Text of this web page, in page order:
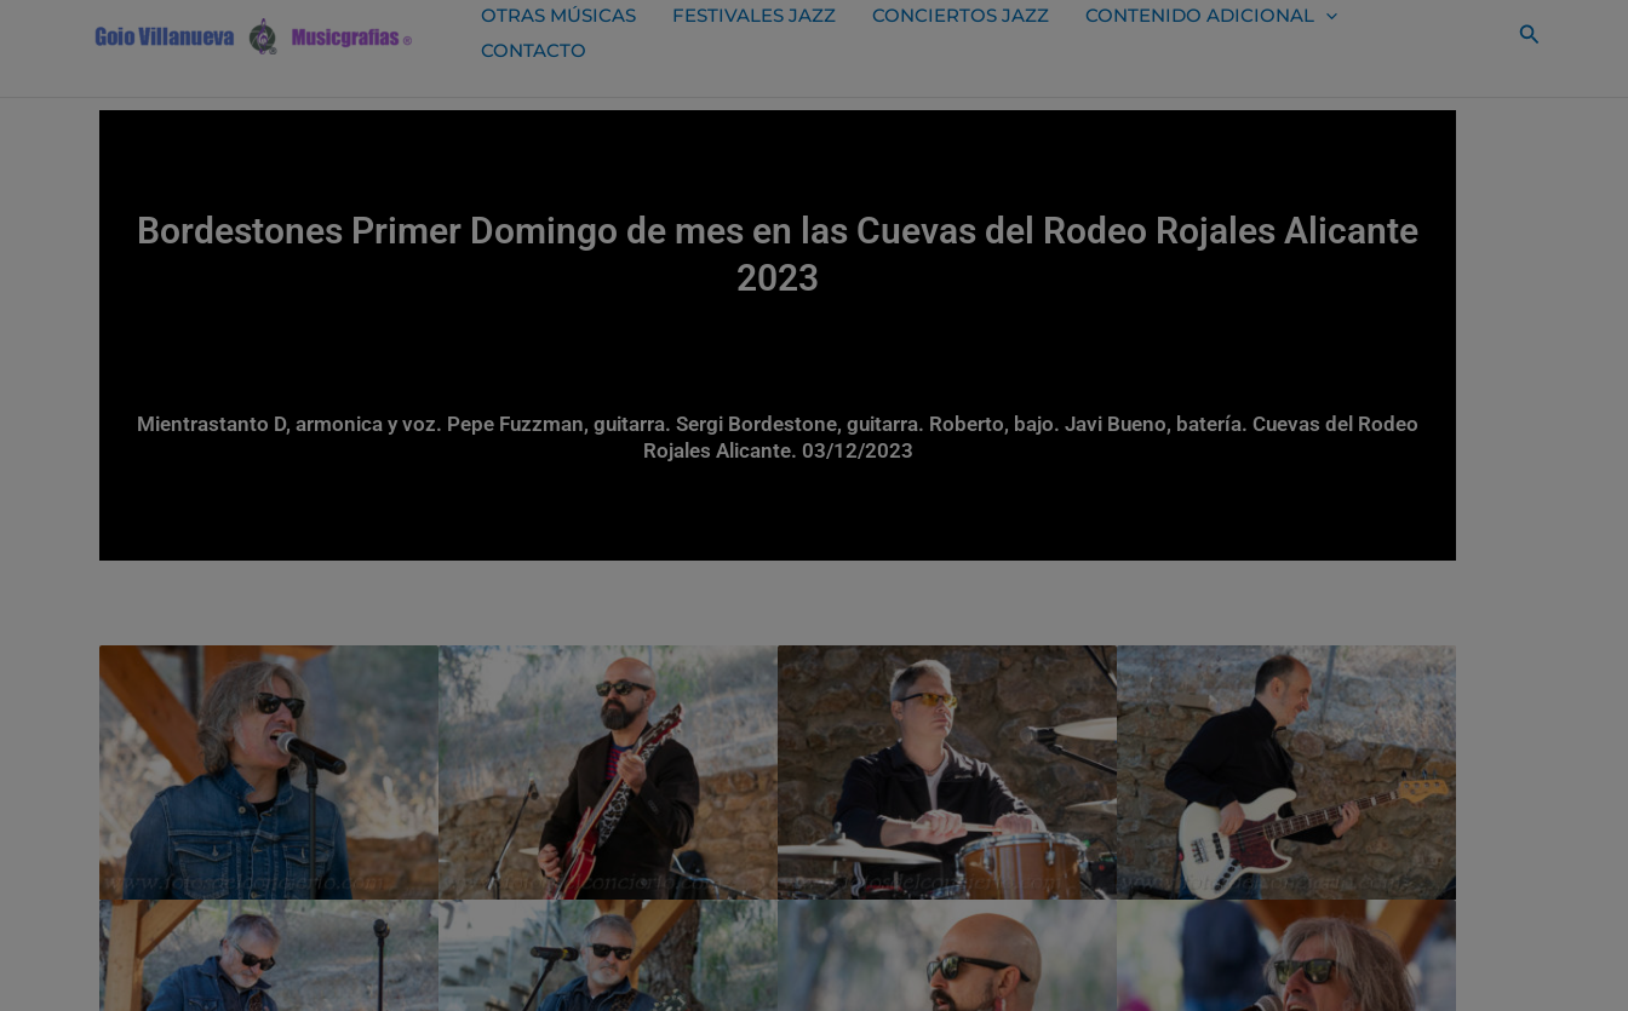
OTRAS MÚSICAS FESTIVALES JAZZ CONCIERTOS JAZZ
CONTENIDO ADICIONAL
CONTACTO
Buscar
Bordestones Primer Domingo de mes en las Cuevas del Rodeo Rojales Alicante
2023
Mientrastanto D, armonica y voz. Pepe Fuzzman, guitarra. Sergi Bordestone, guitarra. Roberto, bajo. Javi Bueno, batería. Cuevas del Rodeo
Rojales Alicante. 03/12/2023